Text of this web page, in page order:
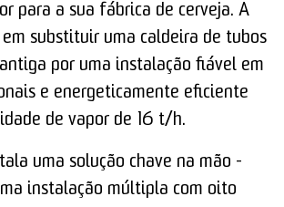
para a sua fábrica de cerveja. A
substituir uma caldeira de tubos
por uma instalação fiável em
e energeticamente eficiente
de vapor de 16 t/h.
uma solução chave na mão -
instalação múltipla com oito